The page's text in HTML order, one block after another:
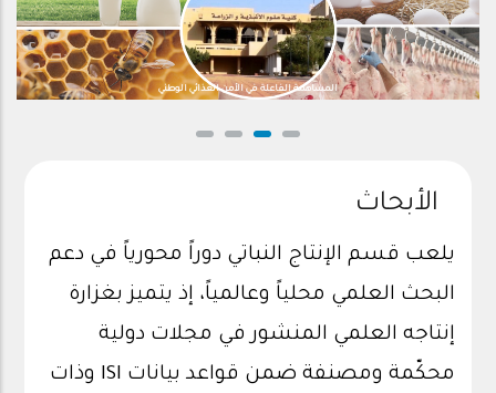
المساهمة الفاعلة في الأمن الغذائي الوطني
الأبحاث
يلعب قسم الإنتاج النباتي دوراً محورياً في دعم
البحث العلمي محلياً وعالمياً، إذ يتميز بغزارة
إنتاجه العلمي المنشور في مجلات دولية
محكّمة ومصنفة ضمن قواعد بيانات ISI وذات